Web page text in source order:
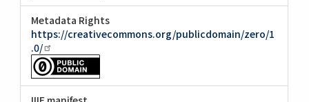
Metadata Rights
https://creativecommons.org/publicdomain/zero/1
.0/